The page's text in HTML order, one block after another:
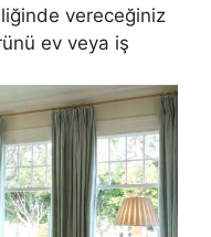
vereceğiniz
ev veya iş